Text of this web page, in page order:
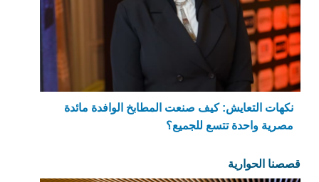
نكهات التعايش: كيف صنعت المطابخ الوافدة مائدة
مصرية واحدة تتسع للجميع؟
قصصنا الحوارية